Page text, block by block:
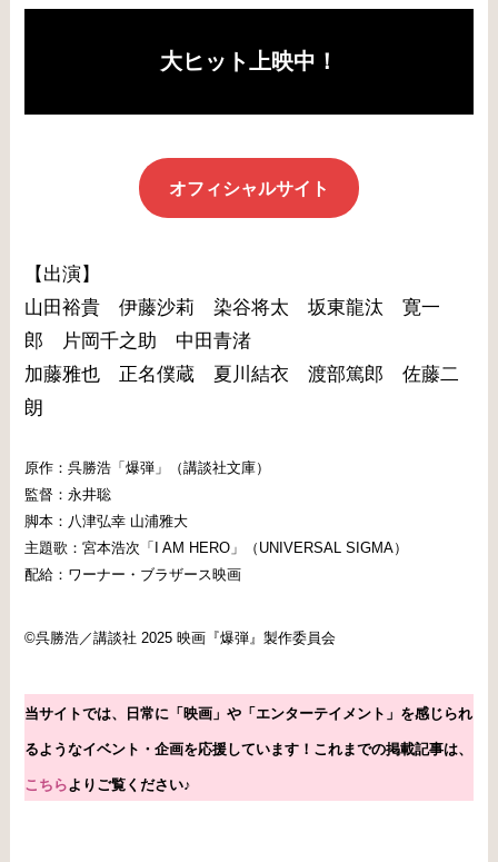
大ヒット上映中！
オフィシャルサイト
【出演】
山田裕貴 伊藤沙莉 染谷将太 坂東龍汰 寛一
郎 片岡千之助 中田青渚
加藤雅也 正名僕蔵 夏川結衣 渡部篤郎 佐藤二
朗
原作：呉勝浩「爆弾」（講談社文庫）
監督：永井聡
脚本：八津弘幸 山浦雅大
主題歌：宮本浩次「I AM HERO」（UNIVERSAL SIGMA）
配給：ワーナー・ブラザース映画
©呉勝浩／講談社 2025 映画『爆弾』製作委員会
当サイトでは、日常に「映画」や「エンターテイメント」を感じられ
るようなイベント・企画を応援しています！これまでの掲載記事は、
こちら よりご覧ください♪